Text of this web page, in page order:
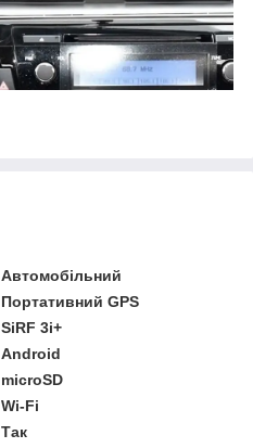
Автомобільний
Портативний GPS
SiRF 3i+
Android
microSD
Wi-Fi
Так